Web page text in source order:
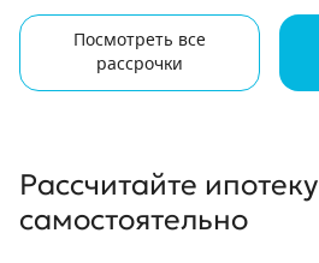
Посмотреть все
рассрочки
Рассчитайте ипотеку
самостоятельно